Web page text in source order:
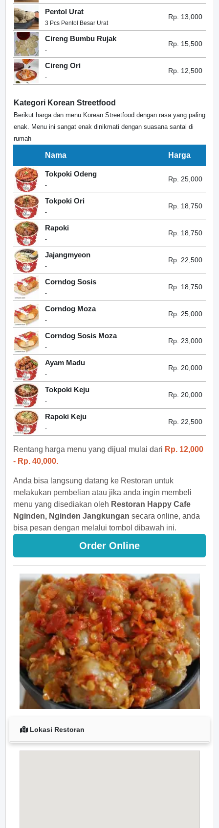
Pentol Urat
3 Pcs Pentol Besar Urat
Rp. 13,000
Cireng Bumbu Rujak
-
Rp. 15,500
Cireng Ori
-
Rp. 12,500
Kategori Korean Streetfood
Berikut harga dan menu Korean Streetfood dengan rasa yang paling
enak. Menu ini sangat enak dinikmati dengan suasana santai di
rumah
Nama Harga
Tokpoki Odeng
-
Rp. 25,000
Tokpoki Ori
-
Rp. 18,750
Rapoki
-
Rp. 18,750
Jajangmyeon
-
Rp. 22,500
Corndog Sosis
-
Rp. 18,750
Corndog Moza
-
Rp. 25,000
Corndog Sosis Moza
-
Rp. 23,000
Ayam Madu
-
Rp. 20,000
Tokpoki Keju
-
Rp. 20,000
Rapoki Keju
-
Rp. 22,500
Rentang harga menu yang dijual mulai dari Rp. 12,000
- Rp. 40,000.
Anda bisa langsung datang ke Restoran untuk
melakukan pembelian atau jika anda ingin membeli
menu yang disediakan oleh Restoran Happy Cafe
Nginden, Nginden Jangkungan secara online, anda
bisa pesan dengan melalui tombol dibawah ini.
Order Online
Lokasi Restoran